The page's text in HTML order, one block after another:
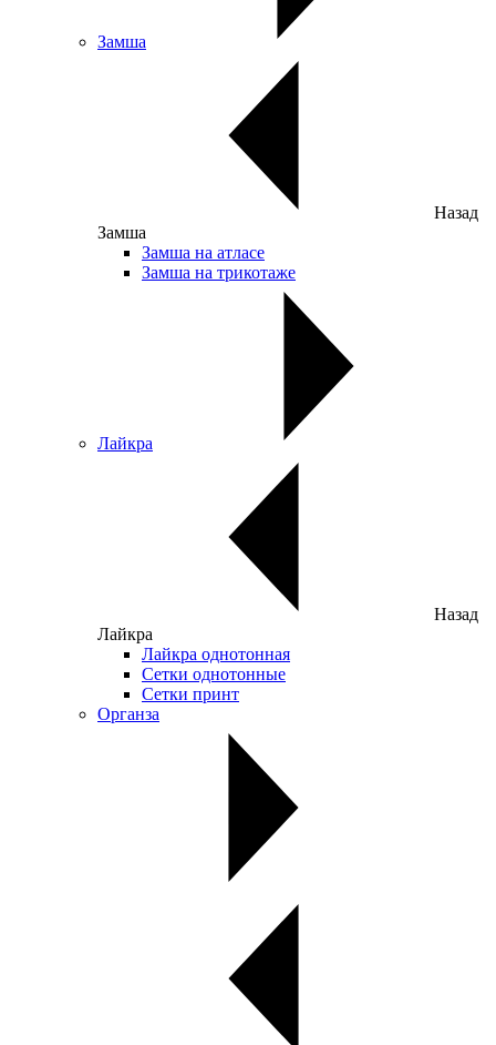
Замша
Назад
Замша
Замша на атласе
Замша на трикотаже
Лайкра
Назад
Лайкра
Лайкра однотонная
Сетки однотонные
Сетки принт
Органза